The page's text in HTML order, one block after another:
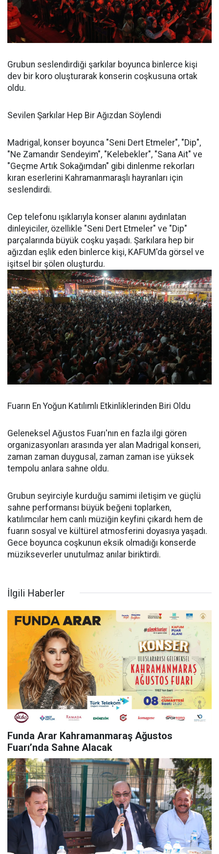
Grubun seslendirdiği şarkılar boyunca binlerce kişi
dev bir koro oluşturarak konserin coşkusuna ortak
oldu.
Sevilen Şarkılar Hep Bir Ağızdan Söylendi
Madrigal, konser boyunca "Seni Dert Etmeler", "Dip",
"Ne Zamandır Sendeyim", "Kelebekler", "Sana Ait" ve
"Geçme Artık Sokağımdan" gibi dinlenme rekorları
kıran eserlerini Kahramanmaraşlı hayranları için
seslendirdi.
Cep telefonu ışıklarıyla konser alanını aydınlatan
dinleyiciler, özellikle "Seni Dert Etmeler" ve "Dip"
parçalarında büyük coşku yaşadı. Şarkılara hep bir
ağızdan eşlik eden binlerce kişi, KAFUM'da görsel ve
işitsel bir şölen oluşturdu.
Fuarın En Yoğun Katılımlı Etkinliklerinden Biri Oldu
Geleneksel Ağustos Fuarı'nın en fazla ilgi gören
organizasyonları arasında yer alan Madrigal konseri,
zaman zaman duygusal, zaman zaman ise yüksek
tempolu anlara sahne oldu.
Grubun seyirciyle kurduğu samimi iletişim ve güçlü
sahne performansı büyük beğeni toplarken,
katılımcılar hem canlı müziğin keyfini çıkardı hem de
fuarın sosyal ve kültürel atmosferini doyasıya yaşadı.
Gece boyunca coşkunun eksik olmadığı konserde
müzikseverler unutulmaz anılar biriktirdi.
İlgili Haberler
Funda Arar Kahramanmaraş Ağustos
Fuarı’nda Sahne Alacak